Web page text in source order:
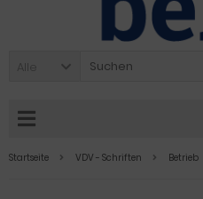
Alle
Startseite VDV - Schriften Betrieb